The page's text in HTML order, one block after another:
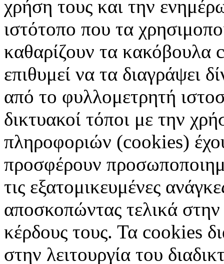
χρήση τους και την
ιστότοπο που τα
καθαρίζουν τα κακόβουλα
επιθυμεί να τα διαγράψει
από το φυλλομετρητή
δικτυακοί τόποι με την
πληροφοριών (cookies)
προσφέρουν
τις εξατομικευμένες
αποσκοπώντας τελικά
κέρδους τους. Τα cookies
στην λειτουργία του